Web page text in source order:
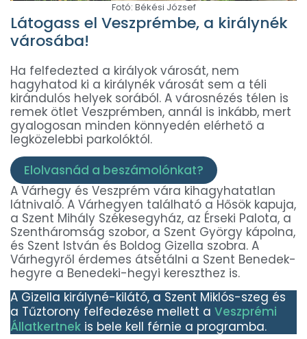
Fotó: Békési József
Látogass el Veszprémbe, a királynék
városába!
Ha felfedezted a királyok városát, nem
hagyhatod ki a királynék városát sem a téli
kirándulós helyek sorából. A városnézés télen is
remek ötlet Veszprémben, annál is inkább, mert
gyalogosan minden könnyedén elérhető a
legközelebbi parkolóktól.
Elolvasnád a beszámolónkat?
A Várhegy és Veszprém vára kihagyhatatlan
látnivaló. A Várhegyen található a Hősök kapuja,
a Szent Mihály Székesegyház, az Érseki Palota, a
Szentháromság szobor, a Szent György kápolna,
és Szent István és Boldog Gizella szobra. A
Várhegyről érdemes átsétálni a Szent Benedek-
hegyre a Benedeki-hegyi kereszthez is.
A Gizella királyné-kilátó, a Szent Miklós-szeg és
a Tűztorony felfedezése mellett a Veszprémi
Állatkertnek is bele kell férnie a programba.